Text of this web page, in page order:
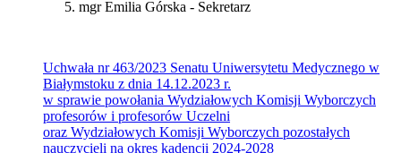
mgr Emilia Górska - Sekretarz
Uchwała nr 463/2023 Senatu Uniwersytetu Medycznego w
Białymstoku z dnia 14.12.2023 r.
w sprawie powołania Wydziałowych Komisji Wyborczych
profesorów i profesorów Uczelni
oraz Wydziałowych Komisji Wyborczych pozostałych
nauczycieli na okres kadencji 2024-2028